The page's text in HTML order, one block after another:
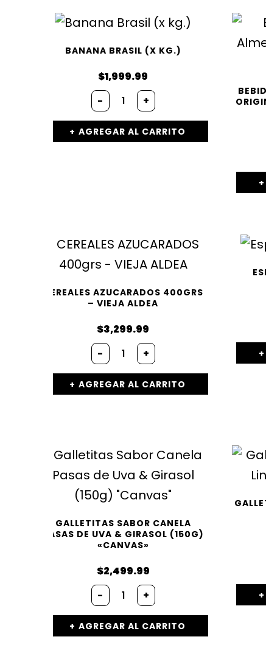
BANANA BRASIL (X KG.)
$1,999.99
-
+
AGREGAR AL CARRITO
CEREALES AZUCARADOS 400GRS
– VIEJA ALDEA
$3,299.99
-
+
AGREGAR AL CARRITO
GALLETITAS SABOR CANELA
PASAS DE UVA & GIRASOL (150G)
«CANVAS»
$2,499.99
-
+
AGREGAR AL CARRITO